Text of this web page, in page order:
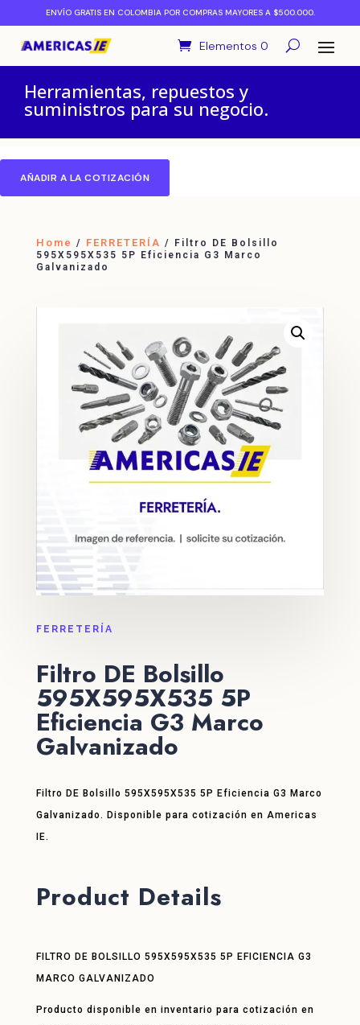
ENVÍO GRATIS EN COLOMBIA POR COMPRAS MAYORES A $500.000.
Elementos 0
Herramientas, repuestos y
suministros para su negocio.
AÑADIR A LA COTIZACIÓN
Home / FERRETERÍA / Filtro DE Bolsillo
595X595X535 5P Eficiencia G3 Marco
Galvanizado
FERRETERÍA
Filtro DE Bolsillo
595X595X535 5P
Eficiencia G3 Marco
Galvanizado
Filtro DE Bolsillo 595X595X535 5P Eficiencia G3 Marco
Galvanizado. Disponible para cotización en Americas
IE.
Product Details
FILTRO DE BOLSILLO 595X595X535 5P EFICIENCIA G3
MARCO GALVANIZADO
Producto disponible en inventario para cotización en